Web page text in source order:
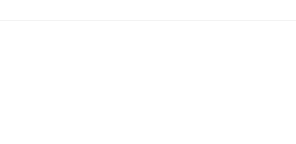
für Unternehmen
gestaltet mit Deinem Namen, Monogramm